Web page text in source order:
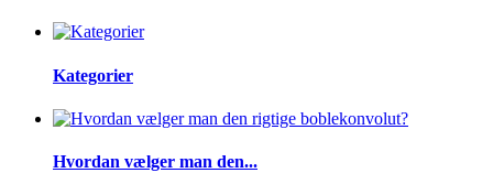
Kategorier
Hvordan vælger man den...